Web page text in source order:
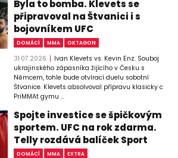
Byla to bomba. Klevets se
připravoval na Štvanici i s
bojovníkem UFC
DOMÁCÍ MMA OKTAGON
31.07.2026
Ivan Klevets vs. Kevin Enz. Souboj
ukrajinského zápasníka žijícího v Česku s
Němcem, tohle bude otvírací duelu sobotní
Štvanice. Klevets absolvoval přípravu klasicky c
PriMMAt gymu ...
Spojte investice se špičkovým
sportem. UFC na rok zdarma.
Telly rozdává balíček Sport
DOMÁCÍ MMA EXTRA